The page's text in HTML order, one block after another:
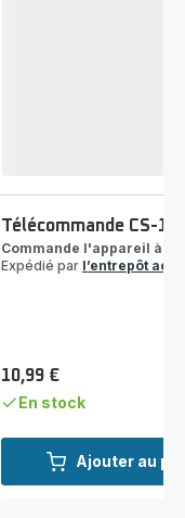
Ajouter au
Télécommande CS-
Commande l'appareil à
Expédié par l’entrepôt
Prix
10,99 €
En stock